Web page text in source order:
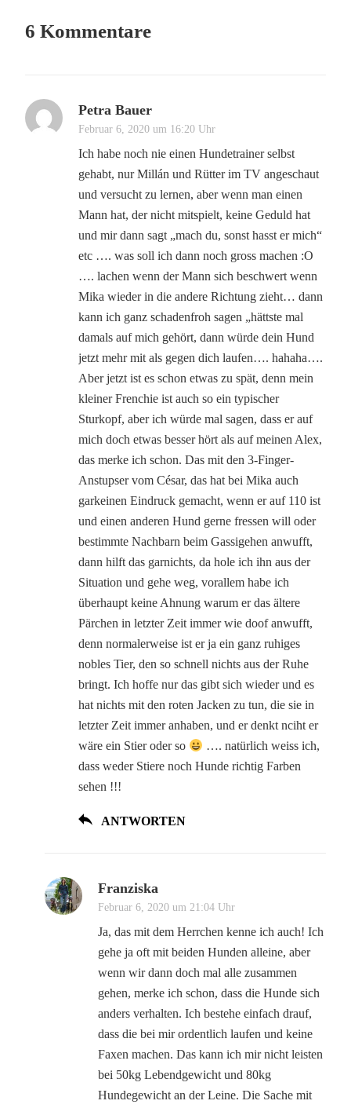
6 Kommentare
Petra Bauer
Februar 6, 2020 um 16:20 Uhr
Ich habe noch nie einen Hundetrainer selbst
gehabt, nur Millán und Rütter im TV angeschaut
und versucht zu lernen, aber wenn man einen
Mann hat, der nicht mitspielt, keine Geduld hat
und mir dann sagt „mach du, sonst hasst er mich“
etc …. was soll ich dann noch gross machen :O
…. lachen wenn der Mann sich beschwert wenn
Mika wieder in die andere Richtung zieht… dann
kann ich ganz schadenfroh sagen „hättste mal
damals auf mich gehört, dann würde dein Hund
jetzt mehr mit als gegen dich laufen…. hahaha….
Aber jetzt ist es schon etwas zu spät, denn mein
kleiner Frenchie ist auch so ein typischer
Sturkopf, aber ich würde mal sagen, dass er auf
mich doch etwas besser hört als auf meinen Alex,
das merke ich schon. Das mit den 3-Finger-
Anstupser vom César, das hat bei Mika auch
garkeinen Eindruck gemacht, wenn er auf 110 ist
und einen anderen Hund gerne fressen will oder
bestimmte Nachbarn beim Gassigehen anwufft,
dann hilft das garnichts, da hole ich ihn aus der
Situation und gehe weg, vorallem habe ich
überhaupt keine Ahnung warum er das ältere
Pärchen in letzter Zeit immer wie doof anwufft,
denn normalerweise ist er ja ein ganz ruhiges
nobles Tier, den so schnell nichts aus der Ruhe
bringt. Ich hoffe nur das gibt sich wieder und es
hat nichts mit den roten Jacken zu tun, die sie in
letzter Zeit immer anhaben, und er denkt nciht er
wäre ein Stier oder so
…. natürlich weiss ich,
dass weder Stiere noch Hunde richtig Farben
sehen !!!
ANTWORTEN
Franziska
Februar 6, 2020 um 21:04 Uhr
Ja, das mit dem Herrchen kenne ich auch! Ich
gehe ja oft mit beiden Hunden alleine, aber
wenn wir dann doch mal alle zusammen
gehen, merke ich schon, dass die Hunde sich
anders verhalten. Ich bestehe einfach drauf,
dass die bei mir ordentlich laufen und keine
Faxen machen. Das kann ich mir nicht leisten
bei 50kg Lebendgewicht und 80kg
Hundegewicht an der Leine. Die Sache mit